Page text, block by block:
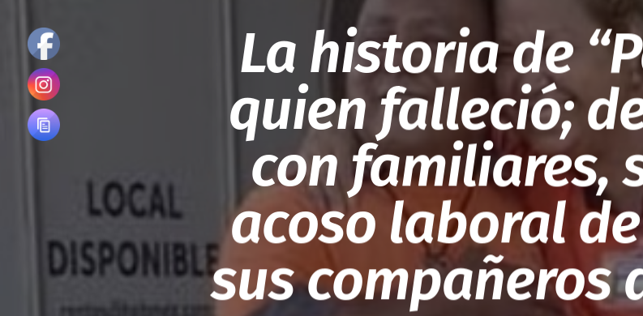
La historia de
quien falleció;
con familiares,
acoso laboral
sus compañeros